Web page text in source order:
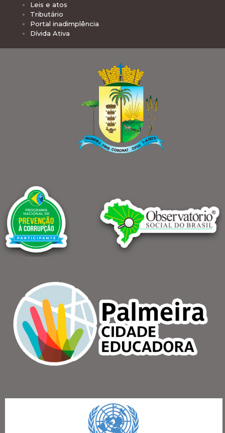
Leis e atos
Tributário
Portal inadimplência
Dívida Ativa